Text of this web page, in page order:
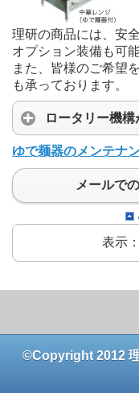
理研の商品には、安
オプション装備も可能
また、皆様のご希望
も承っております。
ロータリー機構
ゆで麺器のメンテナ
メールで
表示：
©Copyright 2012